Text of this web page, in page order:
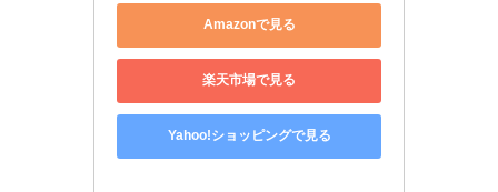
Amazonで見る
楽天市場で見る
Yahoo!ショッピングで見る